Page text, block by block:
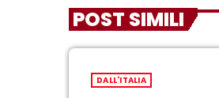
POST SIMILI
DALL'ITALIA